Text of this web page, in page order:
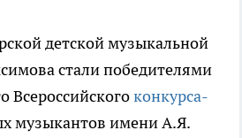
детской музыкальной
стали победителями
Всероссийскогоконкурса-
музыкантов имени А.Я.